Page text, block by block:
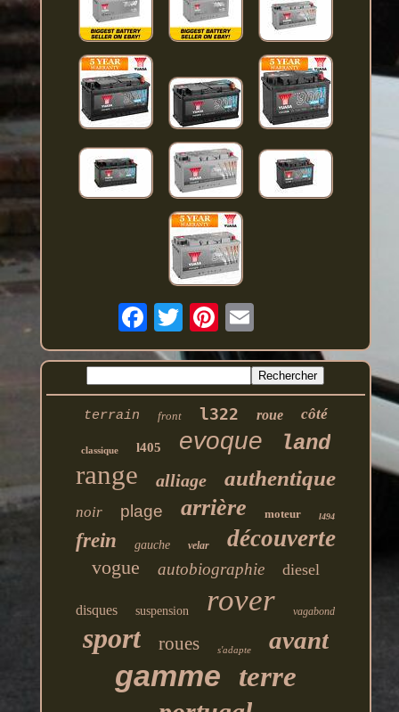
terrain front l322 roue côté
classique l405 evoque land
range alliage authentique
noir plage arrière moteur l494
frein gauche velar découverte
vogue autobiographie diesel
disques suspension rover vagabond
sport roues s'adapte avant
gamme terre